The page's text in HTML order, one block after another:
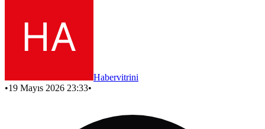
Habervitrini
•19 Mayıs 2026 23:33•